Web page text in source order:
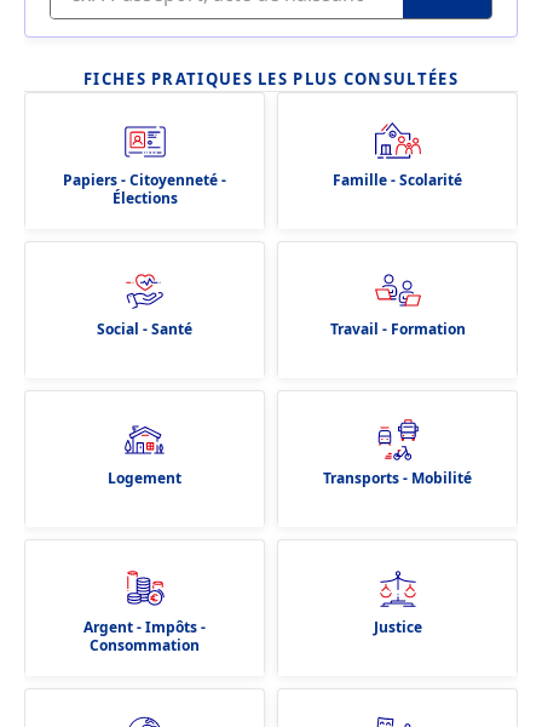
FICHES PRATIQUES LES PLUS CONSULTÉES
Papiers - Citoyenneté -
Élections
Famille - Scolarité
Social - Santé Travail - Formation
Logement Transports - Mobilité
Argent - Impôts -
Consommation
Justice